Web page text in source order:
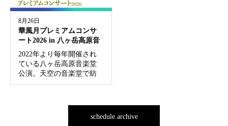
8月26日
華風月プレミアムコンサ
ート2026 in 八ヶ岳高原音
楽堂
2022年より毎年開催され
ている八ヶ岳高原音楽堂
公演。天空の音楽堂で紡
いできた華風月の夏の風
れた特別な空間で夏の特
schedule archive